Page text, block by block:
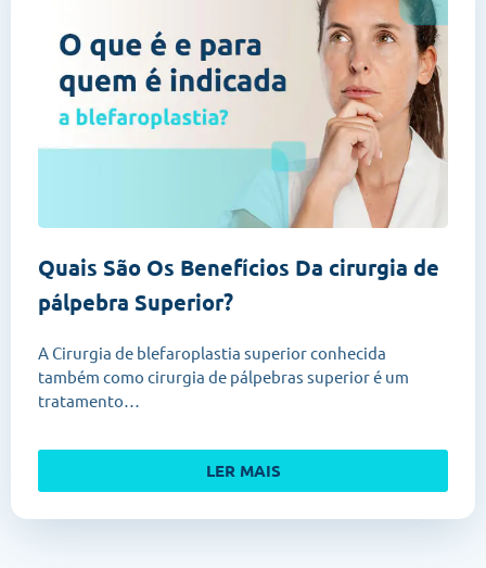
Quais São Os Benefícios Da cirurgia de
pálpebra Superior?
A Cirurgia de blefaroplastia superior conhecida
também como cirurgia de pálpebras superior é um
tratamento… ​
LER MAIS